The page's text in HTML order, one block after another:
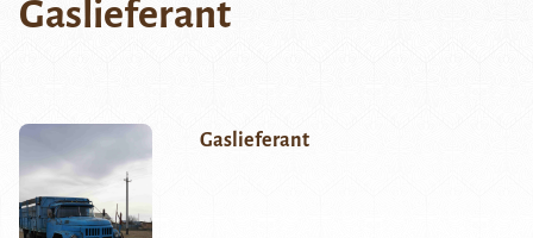
Gaslieferant
Gaslieferant